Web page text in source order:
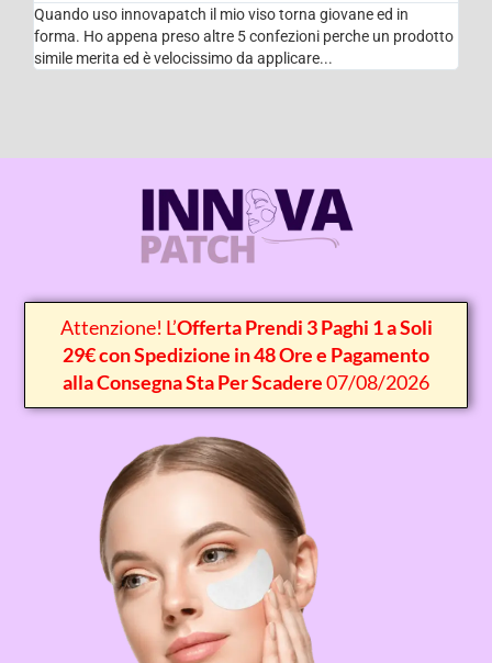
Quando uso innovapatch il mio viso torna giovane ed in
forma. Ho appena preso altre 5 confezioni perche un prodotto
simile merita ed è velocissimo da applicare...
Attenzione! L’Offerta Prendi 3 Paghi 1 a Soli
29€ con Spedizione in 48 Ore e Pagamento
alla Consegna Sta Per Scadere07/08/2026